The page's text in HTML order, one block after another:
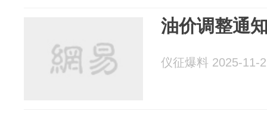
油价调整通
仪征爆料 2025-11-